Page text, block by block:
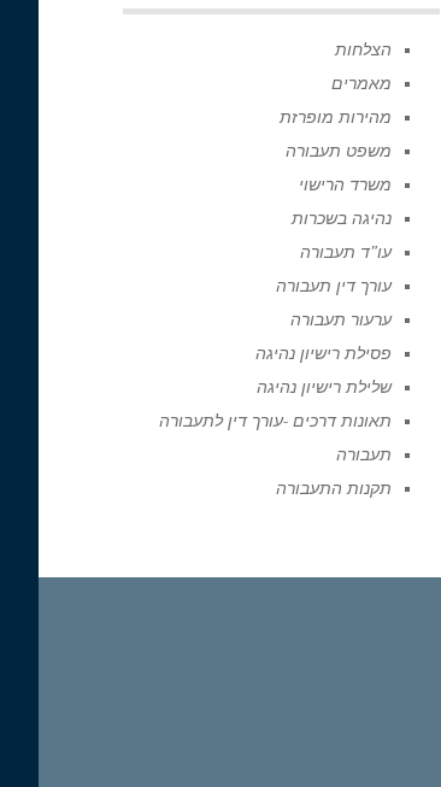
הצלחות
מאמרים
מהירות מופרזת
משפט תעבורה
משרד הרישוי
נהיגה בשכרות
עו"ד תעבורה
עורך דין תעבורה
ערעור תעבורה
פסילת רישיון נהיגה
שלילת רישיון נהיגה
תאונות דרכים -עורך דין לתעבורה
תעבורה
תקנות התעבורה